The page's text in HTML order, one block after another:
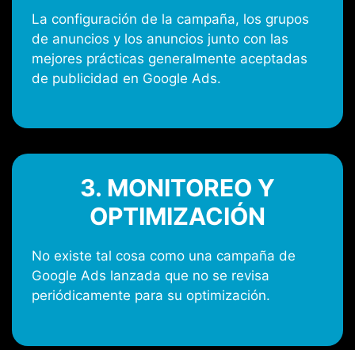
La configuración de la campaña, los grupos
de anuncios y los anuncios junto con las
mejores prácticas generalmente aceptadas
de publicidad en Google Ads.
3. MONITOREO Y
OPTIMIZACIÓN
No existe tal cosa como una campaña de
Google Ads lanzada que no se revisa
periódicamente para su optimización.